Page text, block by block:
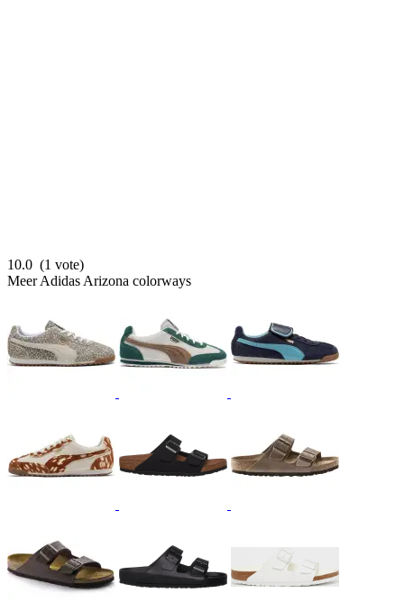
10.0 (1 vote)
Meer Adidas Arizona colorways